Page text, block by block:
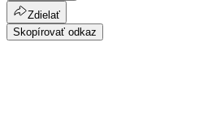
Zdielať
Skopírovať odkaz